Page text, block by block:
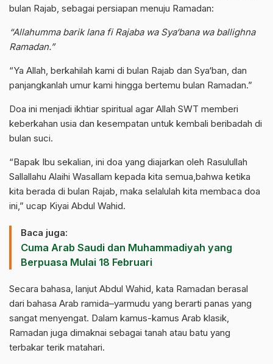
bulan Rajab, sebagai persiapan menuju Ramadan:
“Allahumma barik lana fi Rajaba wa Sya‘bana wa ballighna
Ramadan.”
“Ya Allah, berkahilah kami di bulan Rajab dan Sya‘ban, dan
panjangkanlah umur kami hingga bertemu bulan Ramadan.”
Doa ini menjadi ikhtiar spiritual agar Allah SWT memberi
keberkahan usia dan kesempatan untuk kembali beribadah di
bulan suci.
“Bapak Ibu sekalian, ini doa yang diajarkan oleh Rasulullah
Sallallahu Alaihi Wasallam kepada kita semua,bahwa ketika
kita berada di bulan Rajab, maka selalulah kita membaca doa
ini,” ucap Kiyai Abdul Wahid.
Baca juga:
Cuma Arab Saudi dan Muhammadiyah yang
Berpuasa Mulai 18 Februari
Secara bahasa, lanjut Abdul Wahid, kata Ramadan berasal
dari bahasa Arab ramida–yarmudu yang berarti panas yang
sangat menyengat. Dalam kamus-kamus Arab klasik,
Ramadan juga dimaknai sebagai tanah atau batu yang
terbakar terik matahari.